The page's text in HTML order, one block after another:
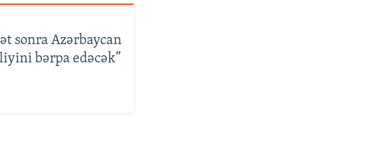
sonra Azərbaycan
bərpa edəcək”